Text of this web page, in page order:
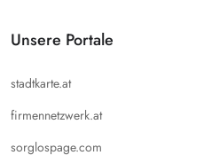
Unsere Portale
stadtkarte.at
firmennetzwerk.at
sorglospage.com